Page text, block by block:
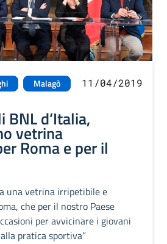
Malagò 11/04/2019
d’Italia,
vetrina
Roma e per il
una vetrina irripetibile e
che per il nostro Paese
per avvicinare i giovani
pratica sportiva”